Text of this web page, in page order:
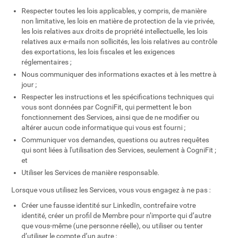
Respecter toutes les lois applicables, y compris, de manière
non limitative, les lois en matière de protection de la vie privée,
les lois relatives aux droits de propriété intellectuelle, les lois
relatives aux e-mails non sollicités, les lois relatives au contrôle
des exportations, les lois fiscales et les exigences
réglementaires ;
Nous communiquer des informations exactes et à les mettre à
jour ;
Respecter les instructions et les spécifications techniques qui
vous sont données par CogniFit, qui permettent le bon
fonctionnement des Services, ainsi que de ne modifier ou
altérer aucun code informatique qui vous est fourni ;
Communiquer vos demandes, questions ou autres requêtes
qui sont liées à l'utilisation des Services, seulement à CogniFit ;
et
Utiliser les Services de manière responsable.
Lorsque vous utilisez les Services, vous vous engagez à ne pas :
Créer une fausse identité sur LinkedIn, contrefaire votre
identité, créer un profil de Membre pour n’importe qui d’autre
que vous-même (une personne réelle), ou utiliser ou tenter
d’utiliser le compte d’un autre ;